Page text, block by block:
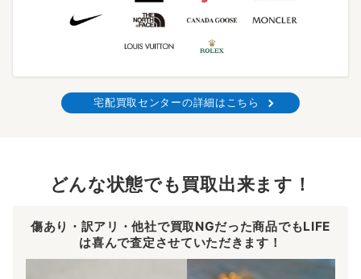
宅配買取センターの詳細はこちら
どんな状態でも買取出来ます！
傷あり・訳アリ・他社で買取NGだった商品でもLIFE
は喜んで査定させていただきます！